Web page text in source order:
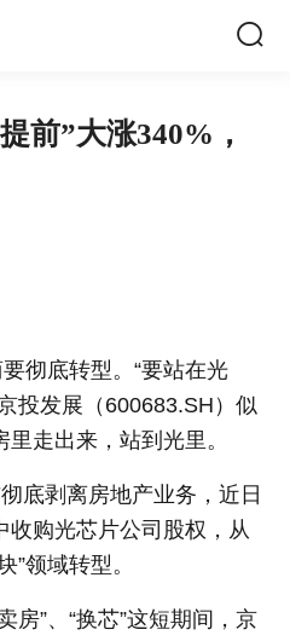

前”大涨340%，
彻底转型。“要站在光
投发展（600683.SH）似
走出来，站到光里。
底剥离房地产业务，近日
收购光芯片公司股权，从
”领域转型。
房”、“换芯”这短期间，京